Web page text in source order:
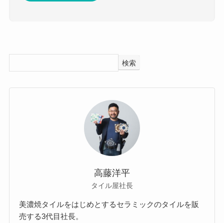
検索
高藤洋平
タイル屋社長
美濃焼タイルをはじめとするセラミックのタイルを販
売する3代目社長。